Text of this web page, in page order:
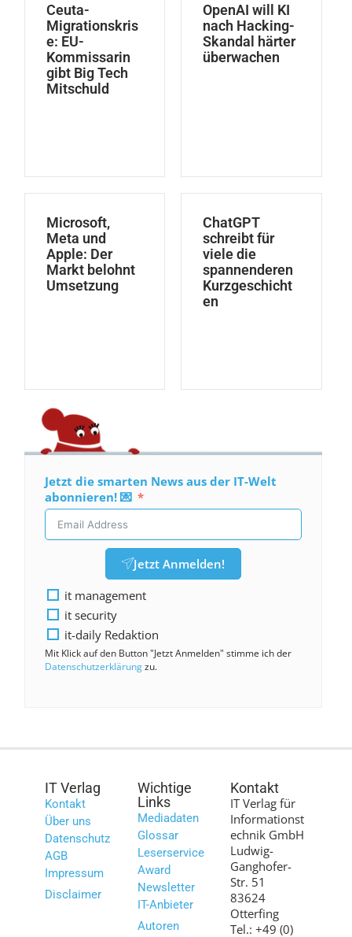
Ceuta-
Migrationskris
e: EU-
Kommissarin
gibt Big Tech
Mitschuld
OpenAI will KI
nach Hacking-
Skandal härter
überwachen
Microsoft,
Meta und
Apple: Der
Markt belohnt
Umsetzung
ChatGPT
schreibt für
viele die
spannenderen
Kurzgeschicht
en
Jetzt die smarten News aus der IT-Welt
abonnieren! 💌
Jetzt Anmelden!
it management
it security
it-daily Redaktion
Mit Klick auf den Button "Jetzt Anmelden" stimme ich der
Datenschutzerklärungzu.
IT Verlag
Kontakt
Über uns
Datenschutz
AGB
Impressum
Disclaimer
Wichtige
Links
Mediadaten
Glossar
Leserservice
Award
Newsletter
IT-Anbieter
Autoren
Kontakt
IT Verlag für
Informationst
echnik GmbH
Ludwig-
Ganghofer-
Str. 51
83624
Otterfing
Tel.: +49 (0)